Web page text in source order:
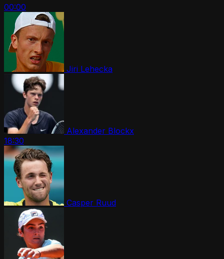
00:00
Jiri Lehecka
Alexander Blockx
18:30
Casper Ruud